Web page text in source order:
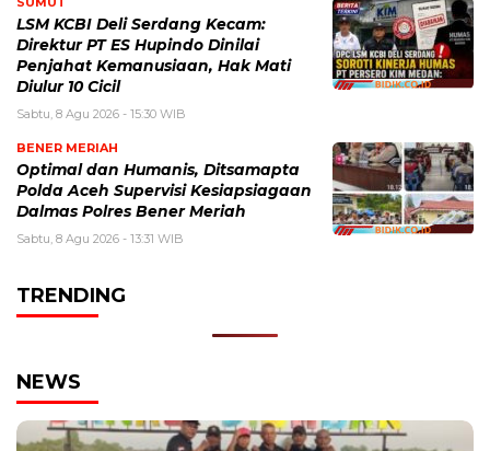
LSM KCBI Deli Serdang Kecam:
Direktur PT ES Hupindo Dinilai
Penjahat Kemanusiaan, Hak Mati
Diulur 10 Cicil
Sabtu, 8 Agu 2026 - 15:30 WIB
BENER MERIAH
Optimal dan Humanis, Ditsamapta
Polda Aceh Supervisi Kesiapsiagaan
Dalmas Polres Bener Meriah
Sabtu, 8 Agu 2026 - 13:31 WIB
TRENDING
NEWS